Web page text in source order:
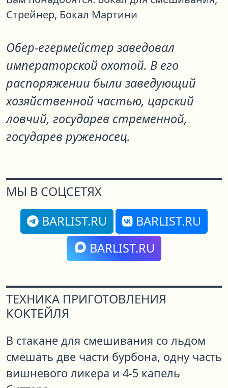
Стрейнер, Бокал Мартини
Обер-егермейстер заведовал
императорской охотой. В его
распоряжении были заведующий
хозяйственной частью, царский
ловчий, государев стременной,
государев руженосец.
МЫ В СОЦСЕТЯХ
BARLIST.RU
BARLIST.RU
BARLIST.RU
ТЕХНИКА ПРИГОТОВЛЕНИЯ
КОКТЕЙЛЯ
В стакане для смешивания со льдом
смешать две части бурбона, одну часть
вишневого ликера и 4-5 капель